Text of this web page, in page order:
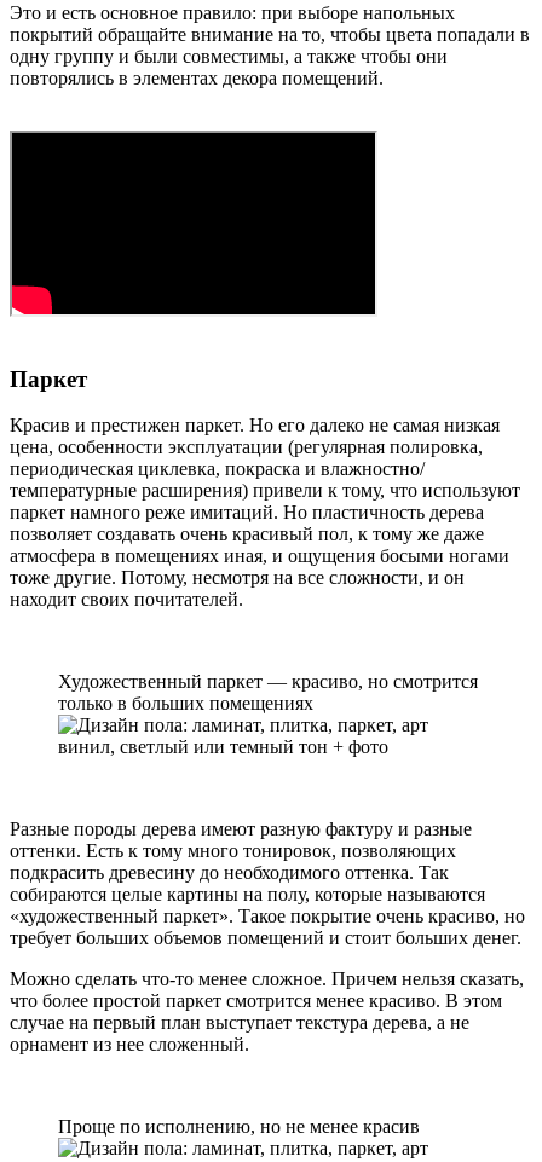
Это и есть основное правило: при выборе напольных
покрытий обращайте внимание на то, чтобы цвета попадали в
одну группу и были совместимы, а также чтобы они
повторялись в элементах декора помещений.
Паркет
Красив и престижен паркет. Но его далеко не самая низкая
цена, особенности эксплуатации (регулярная полировка,
периодическая циклевка, покраска и влажностно/
температурные расширения) привели к тому, что используют
паркет намного реже имитаций. Но пластичность дерева
позволяет создавать очень красивый пол, к тому же даже
атмосфера в помещениях иная, и ощущения босыми ногами
тоже другие. Потому, несмотря на все сложности, и он
находит своих почитателей.
Художественный паркет — красиво, но смотрится
только в больших помещениях
Разные породы дерева имеют разную фактуру и разные
оттенки. Есть к тому много тонировок, позволяющих
подкрасить древесину до необходимого оттенка. Так
собираются целые картины на полу, которые называются
«художественный паркет». Такое покрытие очень красиво, но
требует больших объемов помещений и стоит больших денег.
Можно сделать что-то менее сложное. Причем нельзя сказать,
что более простой паркет смотрится менее красиво. В этом
случае на первый план выступает текстура дерева, а не
орнамент из нее сложенный.
Проще по исполнению, но не менее красив